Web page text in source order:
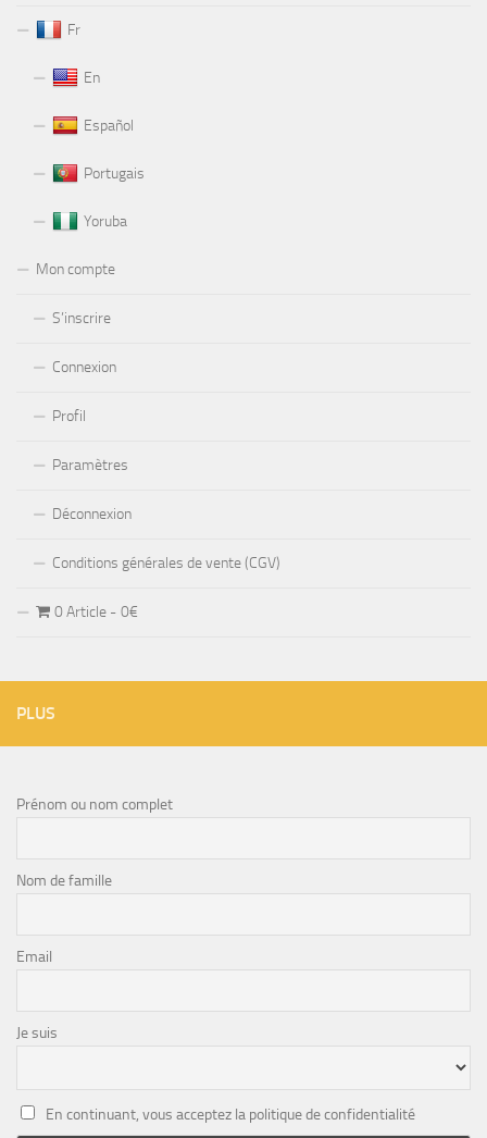
Fr
En
Español
Portugais
Yoruba
Mon compte
S’inscrire
Connexion
Profil
Paramètres
Déconnexion
Conditions générales de vente (CGV)
0 Article 0€
PLUS
Prénom ou nom complet
Nom de famille
Email
Je suis
En continuant, vous acceptez la politique de confidentialité